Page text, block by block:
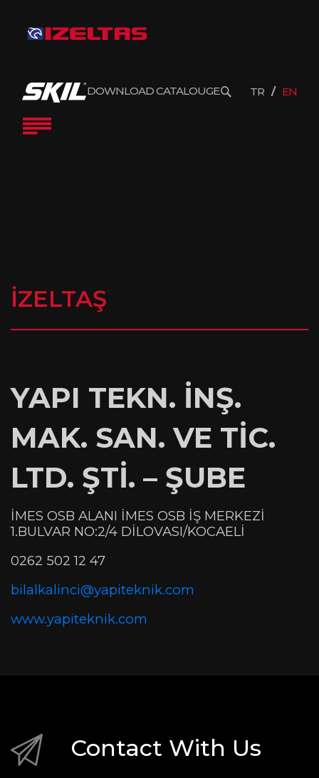
DOWNLOAD CATALOUGE TR EN
İZELTAŞ
YAPI TEKN. İNŞ.
MAK. SAN. VE TİC.
LTD. ŞTİ. – ŞUBE
İMES OSB ALANI İMES OSB İŞ MERKEZİ
1.BULVAR NO:2/4 DİLOVASI/KOCAELİ
0262 502 12 47
bilalkalinci@yapiteknik.com
www.yapiteknik.com
Contact With Us